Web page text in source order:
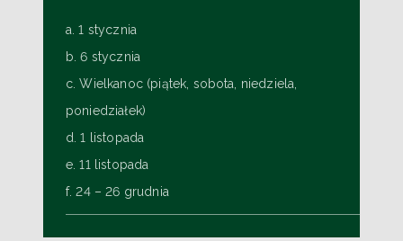
a. 1 stycznia
b. 6 stycznia
c. Wielkanoc (piątek, sobota, niedziela,
poniedziałek)
d. 1 listopada
e. 11 listopada
f. 24 – 26 grudnia